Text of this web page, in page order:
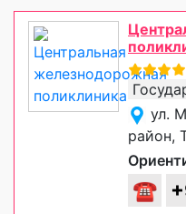
ул.
район,
☎